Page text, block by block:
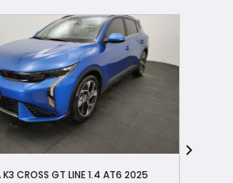
K3 CROSS GT LINE 1.4 AT6 2025